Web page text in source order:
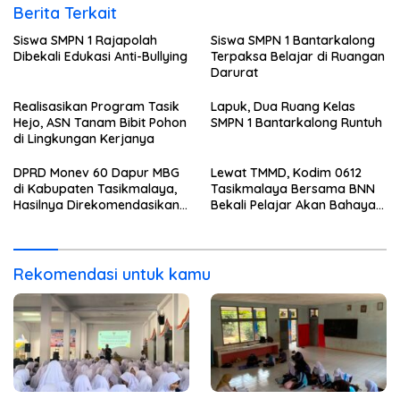
Berita Terkait
Siswa SMPN 1 Rajapolah
Dibekali Edukasi Anti-Bullying
Siswa SMPN 1 Bantarkalong
Terpaksa Belajar di Ruangan
Darurat
Realisasikan Program Tasik
Hejo, ASN Tanam Bibit Pohon
di Lingkungan Kerjanya
Lapuk, Dua Ruang Kelas
SMPN 1 Bantarkalong Runtuh
DPRD Monev 60 Dapur MBG
di Kabupaten Tasikmalaya,
Hasilnya Direkomendasikan
Lewat TMMD, Kodim 0612
Tasikmalaya Bersama BNN
Bekali Pelajar Akan Bahaya
Rekomendasi untuk kamu